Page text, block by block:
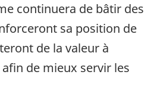
continuera de bâtir des
sa position de
de la valeur à
de mieux servir les